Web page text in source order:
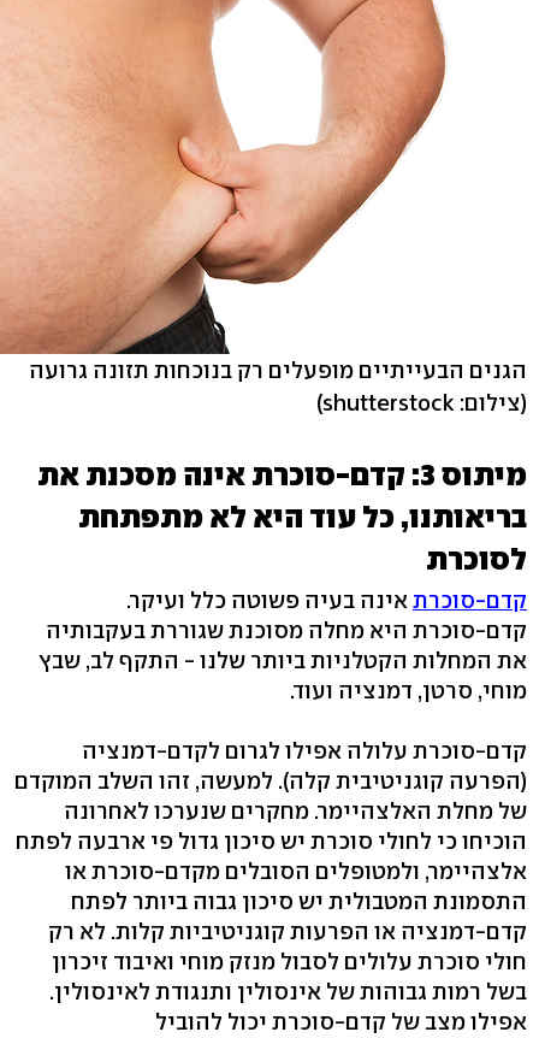
הגנים הבעייתיים מופעלים רק בנוכחות תזונה גרועה
(צילום: shutterstock)
מיתוס 3: קדם-סוכרת אינה מסכנת את
בריאותנו, כל עוד היא לא מתפתחת
לסוכרת
קדם-סוכרתאינה בעיה פשוטה כלל ועיקר.
קדם-סוכרת היא מחלה מסוכנת שגוררת בעקבותיה
את המחלות הקטלניות ביותר שלנו - התקף לב, שבץ
מוחי, סרטן, דמנציה ועוד.
קדם-סוכרת עלולה אפילו לגרום לקדם-דמנציה
(הפרעה קוגניטיבית קלה). למעשה, זהו השלב המוקדם
של מחלת האלצהיימר. מחקרים שנערכו לאחרונה
הוכיחו כי לחולי סוכרת יש סיכון גדול פי ארבעה לפתח
אלצהיימר, ולמטופלים הסובלים מקדם-סוכרת או
התסמונת המטבולית יש סיכון גבוה ביותר לפתח
קדם-דמנציה או הפרעות קוגניטיביות קלות. לא רק
חולי סוכרת עלולים לסבול מנזק מוחי ואיבוד זיכרון
בשל רמות גבוהות של אינסולין ותנגודת לאינסולין.
אפילו מצב של קדם-סוכרת יכול להוביל